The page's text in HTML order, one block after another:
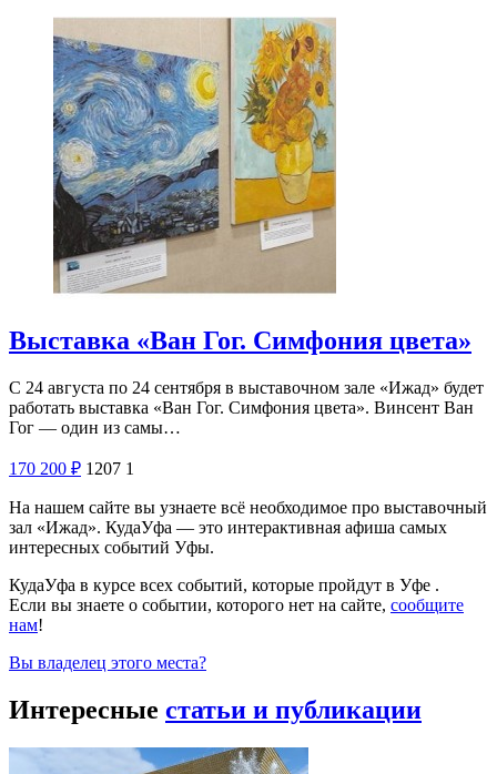
Выставка «Ван Гог. Симфония цвета»
С 24 августа по 24 сентября в выставочном зале «Ижад» будет
работать выставка «Ван Гог. Симфония цвета». Винсент Ван
Гог — один из самы…
170 200 ₽ 1207 1
На нашем сайте вы узнаете всё необходимое про выставочный
зал «Ижад». КудаУфа — это интерактивная афиша самых
интересных событий Уфы.
КудаУфа в курсе всех событий, которые пройдут в Уфе .
Если вы знаете о событии, которого нет на сайте, сообщите
нам!
Вы владелец этого места?
Интересные статьи и публикации